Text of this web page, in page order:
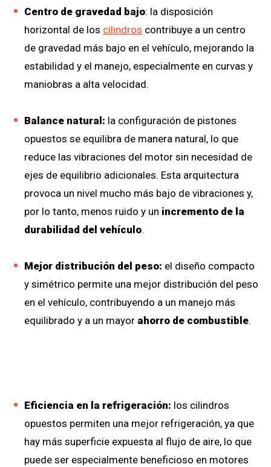
Centro de gravedad bajo: la disposición
horizontal de los cilindros contribuye a un centro
de gravedad más bajo en el vehículo, mejorando la
estabilidad y el manejo, especialmente en curvas y
maniobras a alta velocidad.
Balance natural: la configuración de pistones
opuestos se equilibra de manera natural, lo que
reduce las vibraciones del motor sin necesidad de
ejes de equilibrio adicionales. Esta arquitectura
provoca un nivel mucho más bajo de vibraciones y,
por lo tanto, menos ruido y un incremento de la
durabilidad del vehículo.
Mejor distribución del peso: el diseño compacto
y simétrico permite una mejor distribución del peso
en el vehículo, contribuyendo a un manejo más
equilibrado y a un mayor ahorro de combustible.
Eficiencia en la refrigeración: los cilindros
opuestos permiten una mejor refrigeración, ya que
hay más superficie expuesta al flujo de aire, lo que
puede ser especialmente beneficioso en motores